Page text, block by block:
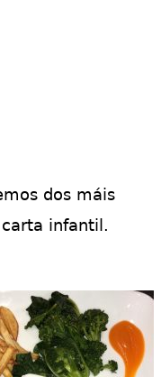
dos máis
infantil.